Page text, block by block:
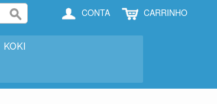
CONTA CARRINHO
KOKI